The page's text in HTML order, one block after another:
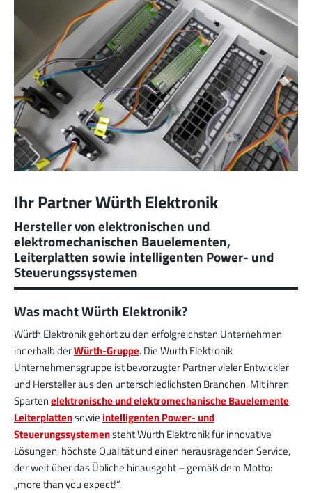
Ihr Partner Würth Elektronik
Hersteller von elektronischen und
elektromechanischen Bauelementen,
Leiterplatten sowie intelligenten Power- und
Steuerungssystemen
Was macht Würth Elektronik?
Würth Elektronik gehört zu den erfolgreichsten Unternehmen
innerhalb derWürth-Gruppe. Die Würth Elektronik
Unternehmensgruppe ist bevorzugter Partner vieler Entwickler
und Hersteller aus den unterschiedlichsten Branchen. Mit ihren
Spartenelektronische und elektromechanische Bauelemente,
Leiterplattensowie intelligenten Power- und
Steuerungssystemensteht Würth Elektronik für innovative
Lösungen, höchste Qualität und einen herausragenden Service,
der weit über das Übliche hinausgeht – gemäß dem Motto:
„more than you expect!“.